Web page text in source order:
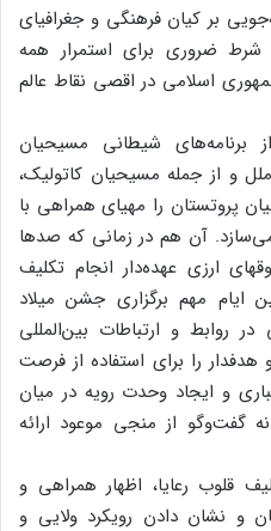
بر کیان‌ فرهنگی‌ و جغرافیای‌
ضروری‌ برای‌ استمرار همه‌
اسلامی‌ در اقصی‌ نقاط‌ عالم‌
برنامه‌های‌ شیطانی‌ مسیحیان‌
و از جمله‌ مسیحیان‌ کاتولیک‌،
پروتستان‌ را مهیای‌ همراهی‌ با
آن‌ هم‌ در زمانی‌ که‌ صدها
ارزی‌ عهده‌دار انجام‌ تکلیف‌
ایام‌ مهم‌ برگزاری‌ جشن‌ میلاد
روابط‌ و ارتباطات‌ بین‌المللی‌
هدفدار را برای‌ استفاده‌ از فرصت‌
و ایجاد وحدت‌ رویه‌ در میان‌
گفت‌وگو از منجی‌ موعود ارائه‌
قلوب‌ رعایا، اظهار همراهی‌ و
و نشان‌ دادن‌ رویکرد ولایی‌ و